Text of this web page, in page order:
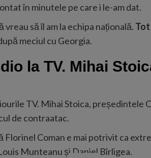
în minutele pe care i le-am dat.
să îl am la echipa națională. Tot
meciul cu Georgia.
la TV. Mihai
TV. Mihai Stoica, președintele
de contraatac.
Coman e mai potrivit ca
Munteanu și Daniel Bîrligea.